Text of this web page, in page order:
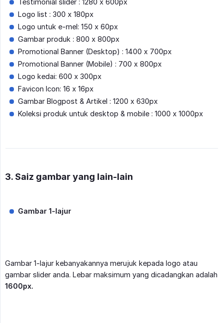
Testimonial slider : 1280 x 600px
Logo list : 300 x 180px
Logo untuk e-mel: 150 x 60px
Gambar produk : 800 x 800px
Promotional Banner (Desktop) : 1400 x 700px
Promotional Banner (Mobile) : 700 x 800px
Logo kedai: 600 x 300px
Favicon Icon: 16 x 16px
Gambar Blogpost & Artikel : 1200 x 630px
Koleksi produk untuk desktop & mobile : 1000 x 1000px
3. Saiz gambar yang lain-lain
Gambar 1-lajur
Gambar 1-lajur kebanyakannya merujuk kepada logo atau
gambar slider anda. Lebar maksimum yang dicadangkan adalah
1600px.